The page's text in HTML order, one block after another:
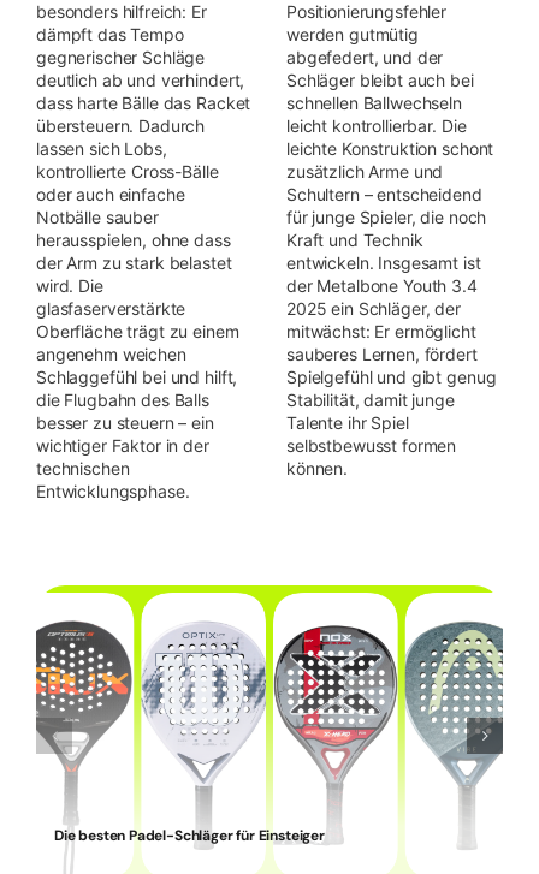
besonders hilfreich: Er
dämpft das Tempo
gegnerischer Schläge
deutlich ab und verhindert,
dass harte Bälle das Racket
übersteuern. Dadurch
lassen sich Lobs,
kontrollierte Cross-Bälle
oder auch einfache
Notbälle sauber
herausspielen, ohne dass
der Arm zu stark belastet
wird. Die
glasfaserverstärkte
Oberfläche trägt zu einem
angenehm weichen
Schlaggefühl bei und hilft,
die Flugbahn des Balls
besser zu steuern – ein
wichtiger Faktor in der
technischen
Entwicklungsphase.
Positionierungsfehler
werden gutmütig
abgefedert, und der
Schläger bleibt auch bei
schnellen Ballwechseln
leicht kontrollierbar. Die
leichte Konstruktion schont
zusätzlich Arme und
Schultern – entscheidend
für junge Spieler, die noch
Kraft und Technik
entwickeln. Insgesamt ist
der Metalbone Youth 3.4
2025 ein Schläger, der
mitwächst: Er ermöglicht
sauberes Lernen, fördert
Spielgefühl und gibt genug
Stabilität, damit junge
Talente ihr Spiel
selbstbewusst formen
können.
Die besten Padel-Schläger für Einsteiger